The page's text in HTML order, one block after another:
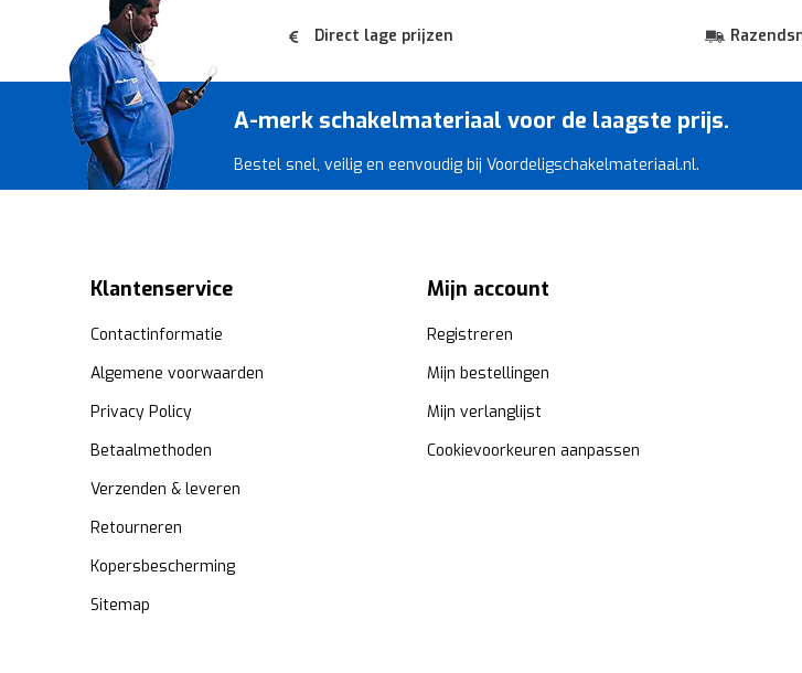
Direct lage prijzen
A-merk schakelmateriaal voor de laagste prijs.
Bestel snel, veilig en eenvoudig bij Voordeligschakelmateriaal.nl.
Klantenservice
Contactinformatie
Algemene voorwaarden
Privacy Policy
Betaalmethoden
Verzenden & leveren
Retourneren
Kopersbescherming
Sitemap
Mijn account
Registreren
Mijn bestellingen
Mijn verlanglijst
Cookievoorkeuren aanpassen